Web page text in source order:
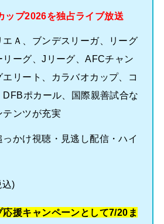
ップ2026を独占ライブ放送
エＡ、ブンデスリーガ、リーグ
リーグ、Jリーグ、AFCチャン
エリート、カラバオカップ、コ
DFBポカール、国際親善試合な
テンツが充実
かけ視聴・見逃し配信・ハイ
込)
応援キャンペーンとして7/20ま